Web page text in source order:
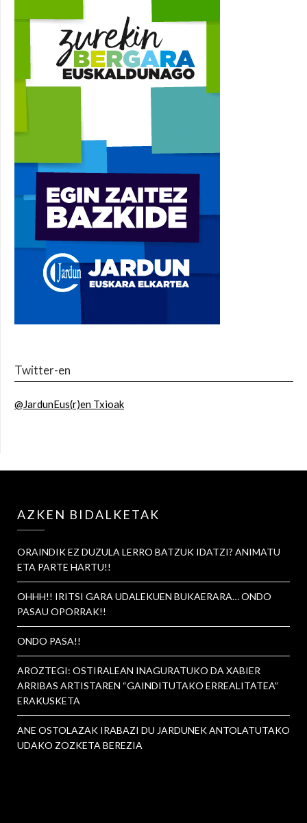
Twitter-en
@JardunEus(r)en Txioak
AZKEN BIDALKETAK
ORAINDIK EZ DUZULA LERRO BATZUK IDATZI? ANIMATU
ETA PARTE HARTU!!
OHHH!! IRITSI GARA UDALEKUEN BUKAERARA… ONDO
PASAU OPORRAK!!
ONDO PASA!!
AROZTEGI: OSTIRALEAN INAGURATUKO DA XABIER
ARRIBAS ARTISTAREN “GAINDITUTAKO ERREALITATEA”
ERAKUSKETA
ANE OSTOLAZAK IRABAZI DU JARDUNEK ANTOLATUTAKO
UDAKO ZOZKETA BEREZIA